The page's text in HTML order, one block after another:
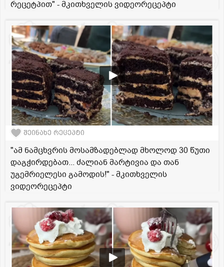
რეცეტპით" - მკითხველის ვიდეორეცეპტი
შეინახე რეცეპტი
"ამ ნამცხვრის მოსამზადებლად მხოლოდ 30 წუთი
დაგჭირდებათ... ძალიან მარტივია და თან
უგემრიელესი გამოდის!" - მკითხველის
ვიდეორეცეპტი